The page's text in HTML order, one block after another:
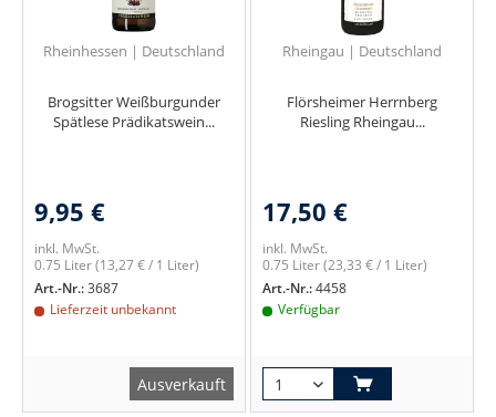
Rheinhessen | Deutschland
Brogsitter Weißburgunder
Spätlese Prädikatswein...
9,95 €
inkl. MwSt.
0.75 Liter(13,27 € / 1 Liter)
Art.-Nr.:3687
Lieferzeit unbekannt
Ausverkauft
Rheingau | Deutschland
Flörsheimer Herrnberg
Riesling Rheingau...
17,50 €
inkl. MwSt.
0.75 Liter(23,33 € / 1 Liter)
Art.-Nr.:4458
Verfügbar